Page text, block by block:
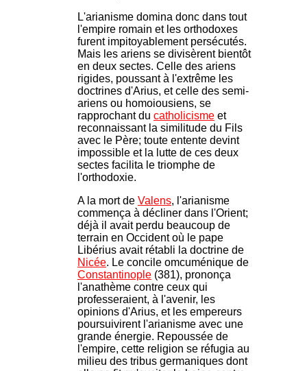
L'arianisme domina donc dans tout
l'empire romain et les orthodoxes
furent impitoyablement persécutés.
Mais les ariens se divisèrent bientôt
en deux sectes. Celle des ariens
rigides, poussant à l'extrême les
doctrines d'Arius, et celle des semi-
ariens ou homoiousiens, se
rapprochant du catholicisme et
reconnaissant la similitude du Fils
avec le Père; toute entente devint
impossible et la lutte de ces deux
sectes facilita le triomphe de
l'orthodoxie.
A la mort de Valens, l'arianisme
commença à décliner dans l'Orient;
déjà il avait perdu beaucoup de
terrain en Occident où le pape
Libérius avait rétabli la doctrine de
Nicée. Le concile omcuménique de
Constantinople (381), prononça
l'anathème contre ceux qui
professeraient, à l'avenir, les
opinions d'Arius, et les empereurs
poursuivirent l'arianisme avec une
grande énergie. Repoussée de
l'empire, cette religion se réfugia au
milieu des tribus germaniques dont